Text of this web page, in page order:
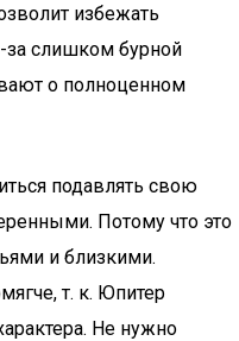
избежать
за слишком бурной
о полноценном
подавлять свою
Потому что это
и близкими.
т. к. Юпитер
Не нужно